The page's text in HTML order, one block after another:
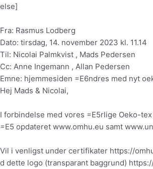
else]
Fra: Rasmus Lodberg
Dato: tirsdag, 14. november 2023 kl. 11.14
Til: Nicolai Palmkvist , Mads Pedersen
Cc: Anne Ingemann , Allan Pedersen
Emne: hjemmesiden =E6ndres med nyt
Hej Mads & Nicolai,
I forbindelse med vores =E5rlige Oeko-
=E5 opdateret www.omhu.eu samt
Vil i venligst under certifikater https://
d dette logo (transparant baggrund)